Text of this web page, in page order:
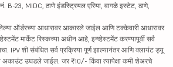
B-23, MIDC, ठाणे इंडस्ट्रियल एरिया, वागळे इस्टेट, ठाणे,
ऑर्डरच्या आधारावर आकारले जाईल आणि टक्केवारी आधारावर
मार्केट रिस्कच्या अधीन आहे, इन्व्हेस्टमेंट करण्यापूर्वी सर्व
IPV शी संबंधित सर्व प्रक्रिया पूर्ण झाल्यानंतर आणि क्लायंट ड्यू
अकाउंट उघडले जाईल. जर ₹10/- किंवा त्यापेक्षा कमी शेअरचे